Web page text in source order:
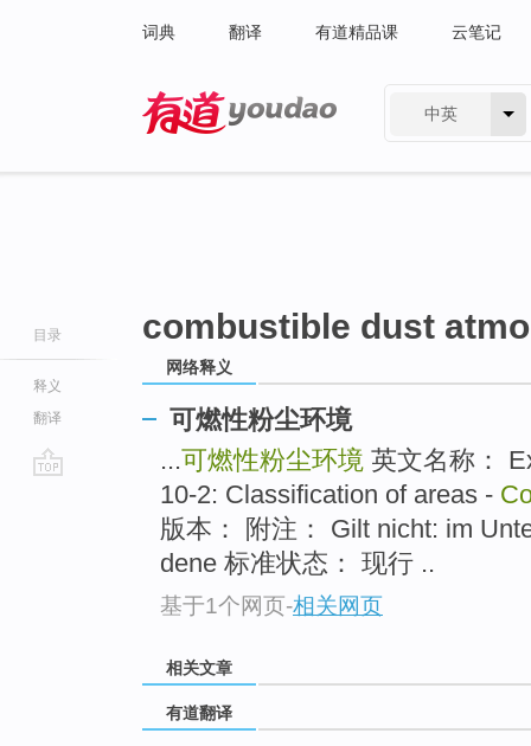
词典 翻译 有道精品课 云笔记
中英
目录
释义
翻译
combustible dust
网络释义
可燃性粉尘环境
...可燃性粉尘环境 英文名称：
10-2: Classification of areas -
版本： 附注： Gilt nicht: im
dene 标准状态： 现行 ..
基于1个网页-相关网页
相关文章
有道翻译